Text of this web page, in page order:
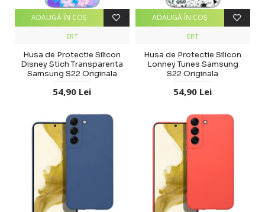
ERT
Husa de Protectie Silicon
Disney Stich Transparenta
Samsung S22 Originala
54,90 Lei
ADAUGĂ ÎN COŞ
ERT
Husa de Protectie Silicon
Lonney Tunes Samsung
S22 Originala
54,90 Lei
ADAUGĂ ÎN COŞ